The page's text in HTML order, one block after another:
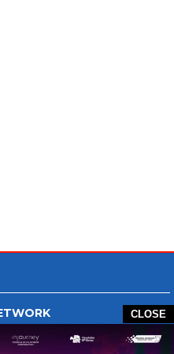
CLOSE
News
Whatsapp.com